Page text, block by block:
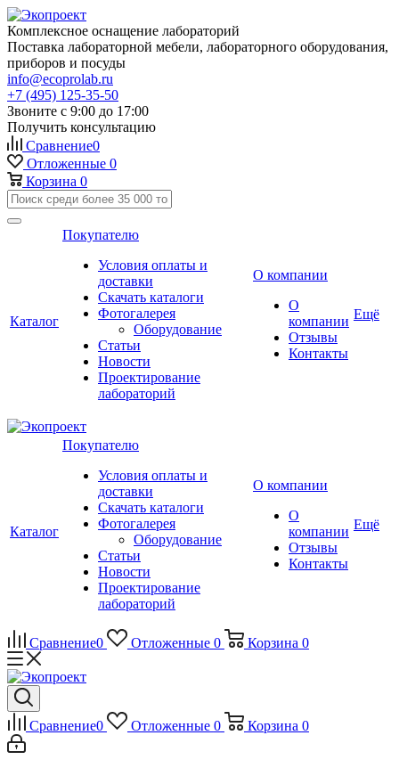
Комплексное оснащение лабораторий
Поставка лабораторной мебели, лабораторного оборудования,
приборов и посуды
info@ecoprolab.ru
+7 (495) 125-35-50
Звоните с 9:00 до 17:00
Получить консультацию
Сравнение0
Отложенные 0
Корзина 0
Каталог
Покупателю
Условия оплаты и
доставки
Скачать каталоги
Фотогалерея
Оборудование
Статьи
Новости
Проектирование
лабораторий
О компании
О
компании
Отзывы
Контакты
Ещё
Каталог
Покупателю
Условия оплаты и
доставки
Скачать каталоги
Фотогалерея
Оборудование
Статьи
Новости
Проектирование
лабораторий
О компании
О
компании
Отзывы
Контакты
Ещё
Сравнение0 Отложенные 0 Корзина 0
Сравнение0 Отложенные 0 Корзина 0